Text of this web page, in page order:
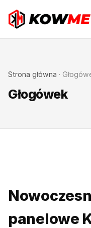
Strona główna ·
Głogówek
panelowe